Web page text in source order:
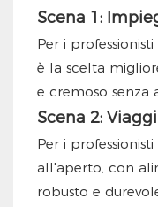
Scena 1:
Per i
è la scelta
e cremoso senza
Scena 2:
Per i
all'aperto, con
robusto e